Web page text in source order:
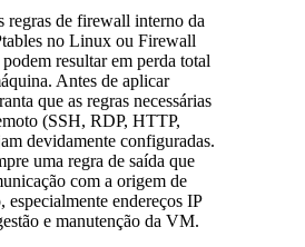
regras de firewall interno da
no Linux ou Firewall
resultar em perda total
Antes de aplicar
que as regras necessárias
(SSH, RDP, HTTP,
devidamente configuradas.
uma regra de saída que
com a origem de
especialmente endereços IP
e manutenção da VM.